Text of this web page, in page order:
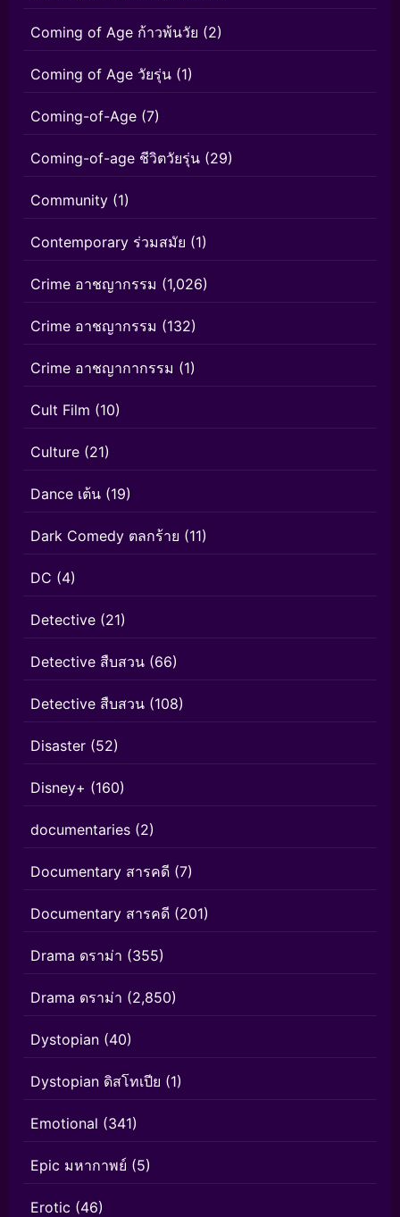
Coming of Age ก้าวพ้นวัย (2)
Coming of Age วัยรุ่น (1)
Coming-of-Age (7)
Coming-of-age ชีวิตวัยรุ่น (29)
Community (1)
Contemporary ร่วมสมัย (1)
Crime อาชญากรรม (1,026)
Crime อาชญากรรม (132)
Crime อาชญากากรรม (1)
Cult Film (10)
Culture (21)
Dance เต้น (19)
Dark Comedy ตลกร้าย (11)
DC (4)
Detective (21)
Detective สืบสวน (66)
Detective สืบสวน (108)
Disaster (52)
Disney+ (160)
documentaries (2)
Documentary สารคดี (7)
Documentary สารคดี (201)
Drama ดราม่า (355)
Drama ดราม่า (2,850)
Dystopian (40)
Dystopian ดิสโทเปีย (1)
Emotional (341)
Epic มหากาพย์ (5)
Erotic (46)